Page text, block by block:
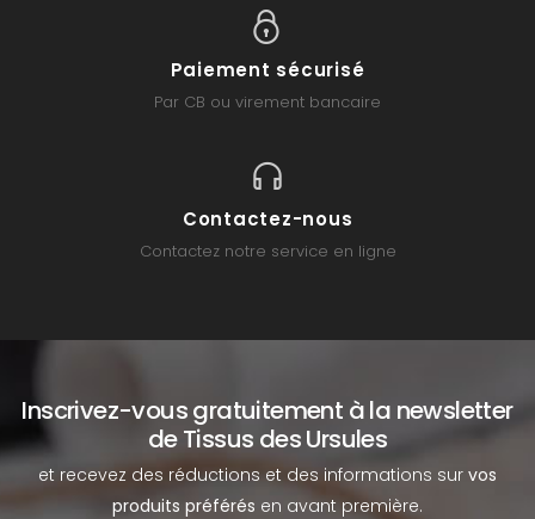
Paiement sécurisé
Par CB ou virement bancaire
Contactez-nous
Contactez notre service en ligne
Inscrivez-vous gratuitement à la newsletter
de Tissus des Ursules
et recevez des réductions et des informations sur vos
produits préférés en avant première.